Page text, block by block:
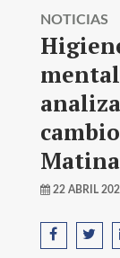
NOTICIAS
22 ABRIL